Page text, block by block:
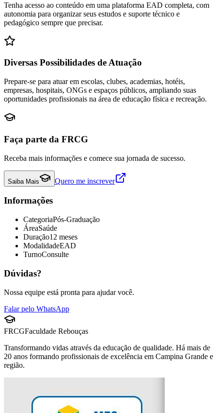
Tenha acesso ao conteúdo em uma plataforma EAD completa, com
autonomia para organizar seus estudos e suporte técnico e
pedagógico sempre que precisar.
Diversas Possibilidades de Atuação
Prepare-se para atuar em escolas, clubes, academias, hotéis,
empresas, hospitais, ONGs e espaços públicos, ampliando suas
oportunidades profissionais na área de educação física e recreação.
Faça parte da FRCG
Receba mais informações e comece sua jornada de sucesso.
Saiba Mais Quero me inscrever
Informações
CategoriaPós-Graduação
ÁreaSaúde
Duração12 meses
ModalidadeEAD
TurnoConsulte
Dúvidas?
Nossa equipe está pronta para ajudar você.
Falar pelo WhatsApp
FRCGFaculdade Rebouças
Transformando vidas através da educação de qualidade. Há mais de
20 anos formando profissionais de excelência em Campina Grande e
região.